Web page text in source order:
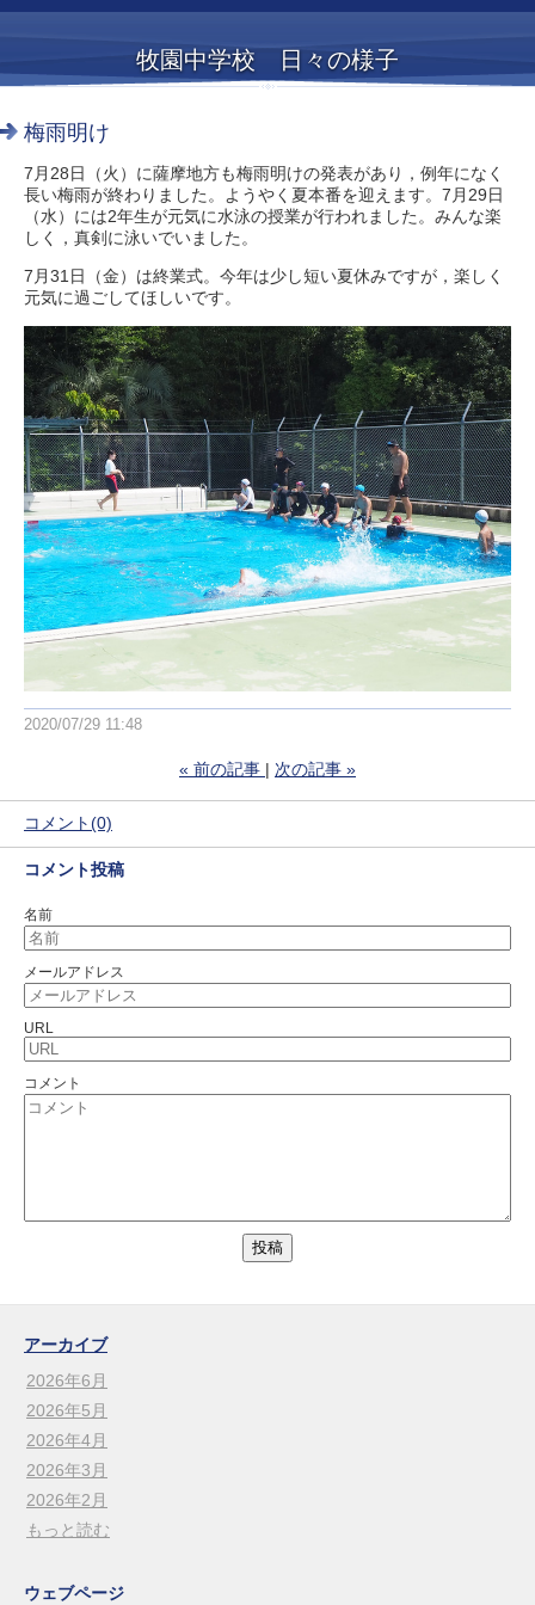
牧園中学校 日々の様子
梅雨明け
7月28日（火）に薩摩地方も梅雨明けの発表があり，例年になく
長い梅雨が終わりました。ようやく夏本番を迎えます。7月29日
（水）には2年生が元気に水泳の授業が行われました。みんな楽
しく，真剣に泳いでいました。
7月31日（金）は終業式。今年は少し短い夏休みですが，楽しく
元気に過ごしてほしいです。
2020/07/29 11:48
« 前の記事 次の記事 »
コメント(0)
コメント投稿
名前
メールアドレス
URL
コメント
アーカイブ
2026年6月
2026年5月
2026年4月
2026年3月
2026年2月
もっと読む
ウェブページ